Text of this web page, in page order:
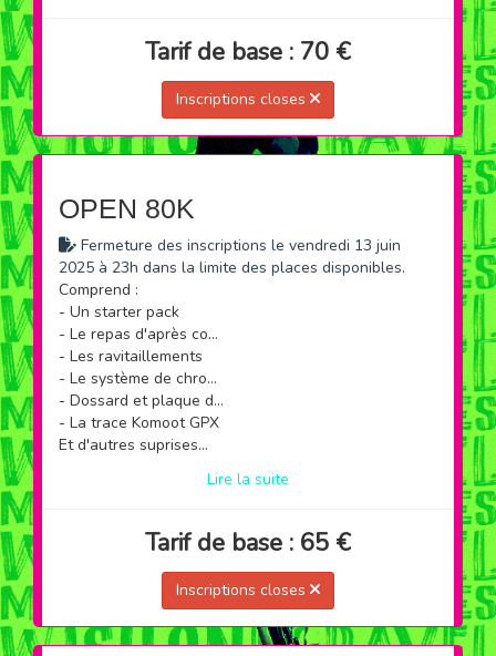
Tarif de base : 70 €
Inscriptions closes
OPEN 80K
Fermeture des inscriptions le vendredi 13 juin
2025 à 23h dans la limite des places disponibles.
Comprend :
- Un starter pack
- Le repas d'après course
- Les ravitaillements
- Le système de chronométrage
- Dossard et plaque de cadre
- La trace Komoot GPX
Et d'autres suprises...
Lire la suite
Tarif de base : 65 €
Inscriptions closes